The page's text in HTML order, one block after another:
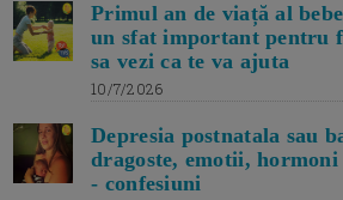
Primul an de viață al
un sfat important pentru
sa vezi ca te va ajuta
10/7/2026
Depresia postnatala sau
dragoste, emotii,
- confesiuni